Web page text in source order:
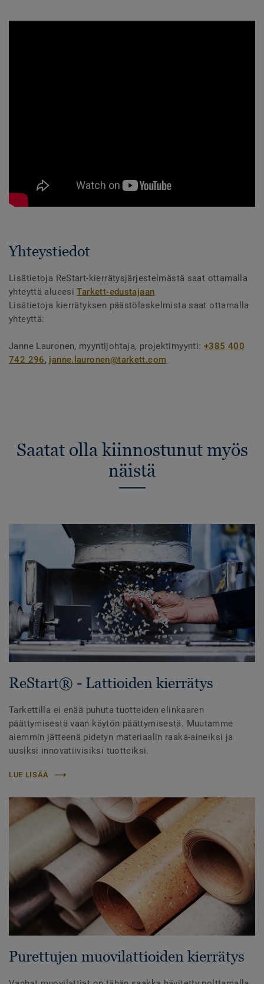
Yhteystiedot
Lisätietoja ReStart-kierrätysjärjestelmästä saat ottamalla
yhteyttä alueesiTarkett-edustajaan
Lisätietoja kierrätyksen päästölaskelmista saat ottamalla
yhteyttä:
Janne Lauronen, myyntijohtaja, projektimyynti: +385 400
742 296, janne.lauronen@tarkett.com
Saatat olla kiinnostunut myös
näistä
ReStart® - Lattioiden kierrätys
Tarkettilla ei enää puhuta tuotteiden elinkaaren
päättymisestä vaan käytön päättymisestä. Muutamme
aiemmin jätteenä pidetyn materiaalin raaka-aineiksi ja
uusiksi innovatiivisiksi tuotteiksi.
LUE LISÄÄ
Purettujen muovilattioiden kierrätys